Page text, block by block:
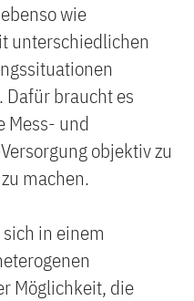
wie
unterschiedlichen
braucht es
Mess- und
objektiv zu
machen.
in einem
Möglichkeit, die